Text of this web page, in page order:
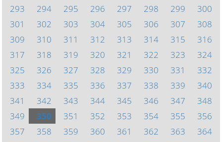
293
294 295 296 297 298 299
300
301
302 303 304 305 306 307
308
309
310 311 312 313 314 315
316
317
318 319 320 321 322 323
324
325
326 327 328 329 330 331
332
333
334 335 336 337 338 339
340
341
342 343 344 345 346 347
348
349
350 351 352 353 354 355
356
357
358 359 360 361 362 363
364